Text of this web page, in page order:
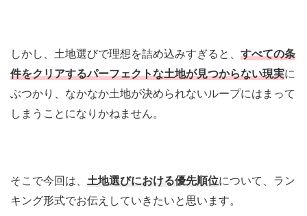
しかし、土地選びで理想を詰め込みすぎると、 すべての条
件をクリアするパーフェクトな土地が見つからない現実に
ぶつかり、なかなか土地が決められないループにはまって
しまうことになりかねません。
そこで今回は、 土地選びにおける優先順位について、ラン
キング形式でお伝えしていきたいと思います。